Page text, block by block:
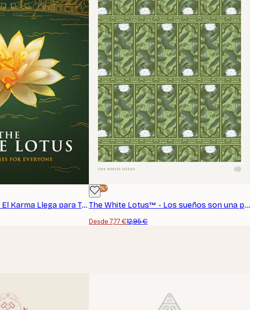
The White Lotus™ - El Karma Llega para Todos Póster
-40%*
The White Lotus™ - Los sueños son una puerta Póster
Desde 7,77 €12,95 €